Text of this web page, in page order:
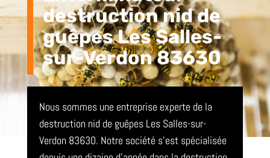
destruction nid de
guêpes Les Salles-
sur-Verdon 83630
Nous sommes une entreprise experte de la
destruction nid de guêpes Les Salles-sur-
Verdon 83630. Notre société s’est spécialisée